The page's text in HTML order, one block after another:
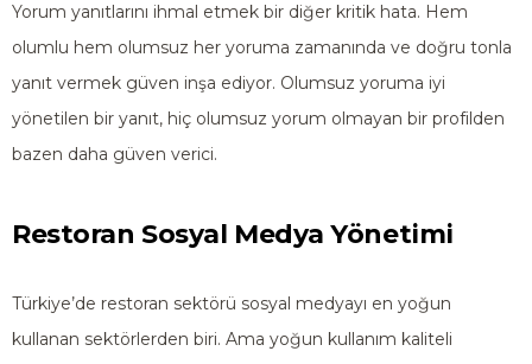
Yorum yanıtlarını ihmal etmek bir diğer kritik hata. Hem
olumlu hem olumsuz her yoruma zamanında ve doğru tonla
yanıt vermek güven inşa ediyor. Olumsuz yoruma iyi
yönetilen bir yanıt, hiç olumsuz yorum olmayan bir profilden
bazen daha güven verici.
Restoran Sosyal Medya Yönetimi
Türkiye’de restoran sektörü sosyal medyayı en yoğun
kullanan sektörlerden biri. Ama yoğun kullanım kaliteli